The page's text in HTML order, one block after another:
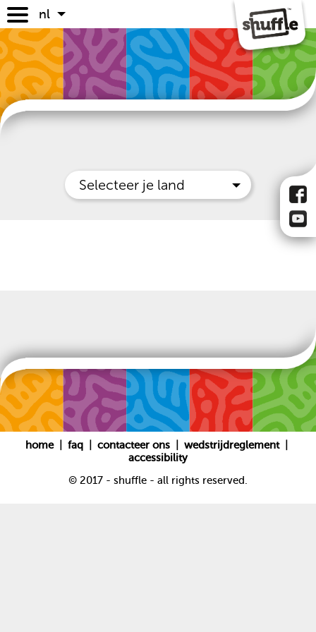
spellen
spelregels
waar te koop
nl
Selecteer je land
home faq contacteer ons wedstrijdreglement|
accessibility
© 2017 - shuffle - all rights reserved.